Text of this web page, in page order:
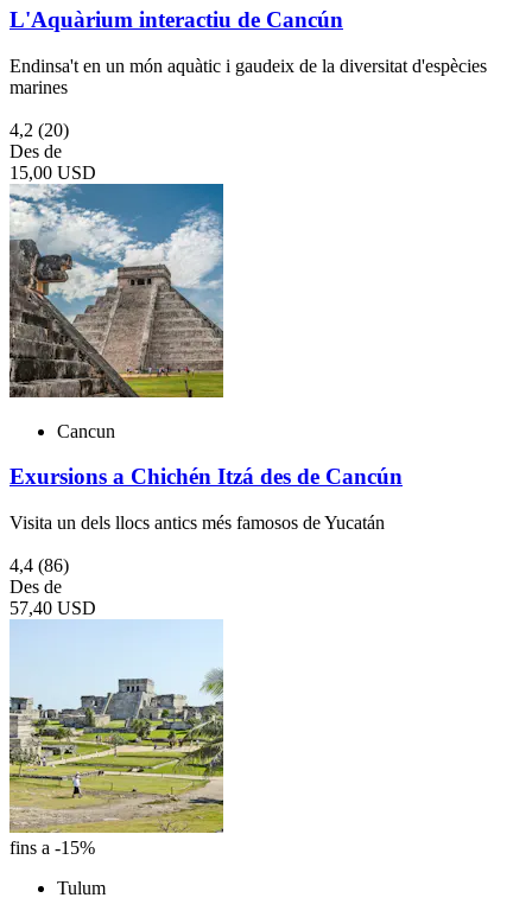
L'Aquàrium interactiu de Cancún
Endinsa't en un món aquàtic i gaudeix de la diversitat d'espècies
marines
4,2 (20)
Des de
15,00 USD
Cancun
Exursions a Chichén Itzá des de Cancún
Visita un dels llocs antics més famosos de Yucatán
4,4 (86)
Des de
57,40 USD
fins a -15%
Tulum